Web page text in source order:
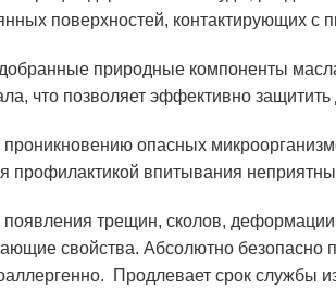
поверхностей, контактирующих с
природные компоненты
что позволяет эффективно защитить
проникновению опасных
профилактикой впитывания
трещин, сколов, деформации
свойства. Абсолютно безопасно
Продлевает срок службы